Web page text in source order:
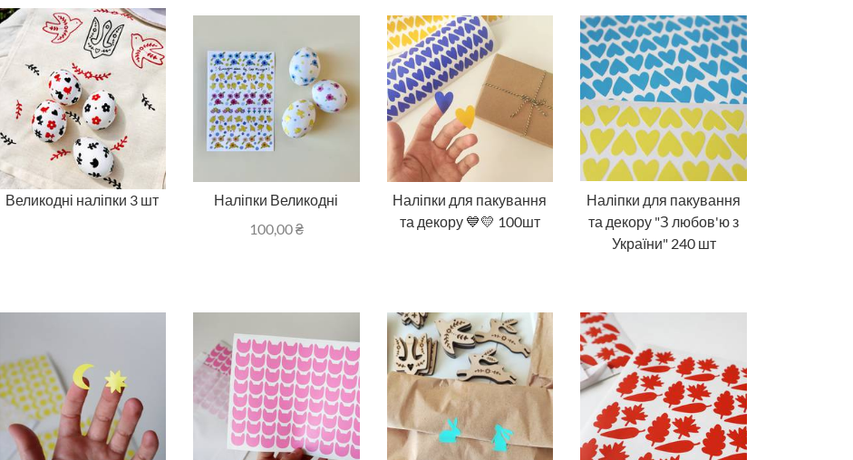
Великодні наліпки 3 шт
Наліпки Великодні
100,00₴
Наліпки для пакування
та декору 💙💛 100шт
Наліпки для пакування
та декору "З любов'ю з
України" 240 шт